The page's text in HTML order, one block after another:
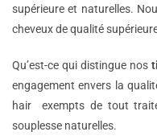
supérieure et naturelles.
cheveux de qualité
Qu’est-ce qui distingue nos
engagement envers la
hair exempts de tout
souplesse naturelles.